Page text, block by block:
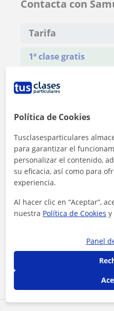
Contacta con
Tarifa
1ª clase gratis
Política de Cookies
Tusclasesparticulares
para garantizar el
personalizar el contenido,
su eficacia, así como para
experiencia.
Al hacer clic en “Aceptar”,
nuestra Política de Cookies y
Panel